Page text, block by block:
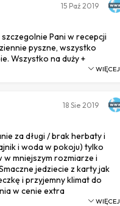
Pani w recepcji
pyszne, wszystko
Wszystko na duży +
15 Paź 2019
WIĘCEJ
za długi / brak herbaty i
i woda w pokoju) tylko
mniejszym rozmiarze i
jedziecie z karty jak
i przyjemny klimat do
w cenie extra
18 Sie 2019
WIĘCEJ